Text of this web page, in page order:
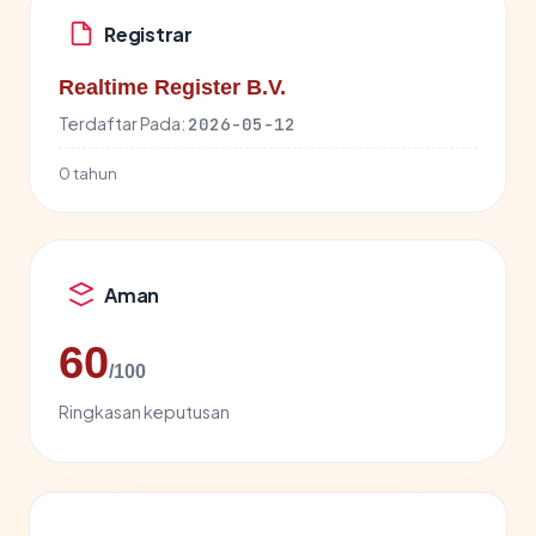
Registrar
Realtime Register B.V.
Terdaftar Pada: 2026-05-12
0 tahun
Aman
60/100
Ringkasan keputusan